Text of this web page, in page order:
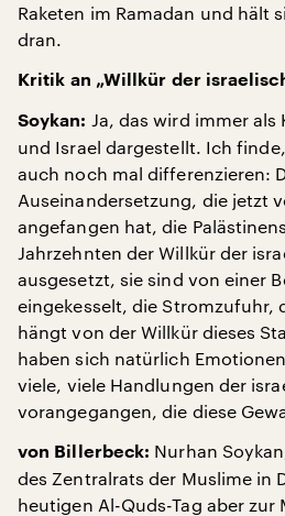
Raketen im Ramadan und hält
dran.
Kritik an „Willkür der
Soykan: Ja, das wird immer als
und Israel dargestellt. Ich
auch noch mal differenzieren:
Auseinandersetzung, die jetzt
angefangen hat, die
Jahrzehnten der Willkür der
ausgesetzt, sie sind von einer
eingekesselt, die Stromzufuhr,
hängt von der Willkür dieses
haben sich natürlich
viele, viele Handlungen der
vorangegangen, die diese
von Billerbeck: Nurhan
des Zentralrats der Muslime in
heutigen Al-Quds-Tag aber